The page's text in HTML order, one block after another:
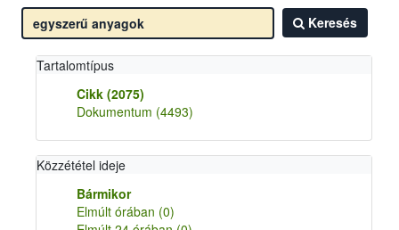
Keresés
Tartalomtípus
Cikk (2075)
Dokumentum (4493)
Közzététel ideje
Bármikor
Elmúlt órában (0)